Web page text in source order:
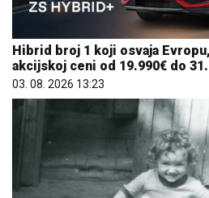
Hibrid broj 1 koji osvaja
akcijskoj ceni od 19.990€ do
03. 08. 2026 13:23